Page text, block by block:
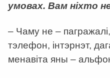
умовах. Вам ніхто
– Чаму не –
тэлефон, інтэрнэт,
менавіта яны –